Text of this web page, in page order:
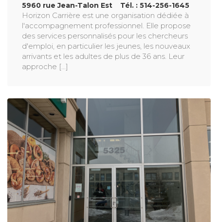
5960 rue Jean-Talon Est Tél. : 514-256-1645
Horizon Carrière est une organisation dédiée à
l'accompagnement professionnel. Elle propose
des services personnalisés pour les chercheurs
d'emploi, en particulier les jeunes, les nouveaux
arrivants et les adultes de plus de 36 ans. Leur
approche [...]